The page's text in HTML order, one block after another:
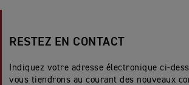
RESTEZ EN CONTACT
Indiquez votre adresse électronique ci-
vous tiendrons au courant des nouveaux